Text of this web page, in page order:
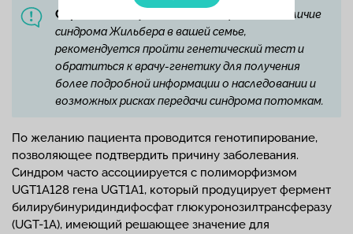
Справка!
Если у вас есть подозрения на наличие
синдрома Жильбера в вашей семье,
рекомендуется пройти генетический тест и
обратиться к врачу-генетику для получения
более подробной информации о наследовании и
возможных рисках передачи синдрома потомкам.
По желанию пациента проводится генотипирование,
позволяющее подтвердить причину заболевания.
Синдром часто ассоциируется с полиморфизмом
UGT1A128 гена UGT1A1, который продуцирует фермент
билирубинуридиндифосфат глюкуронозилтрансферазу
(UGT-1A), имеющий решающее значение для